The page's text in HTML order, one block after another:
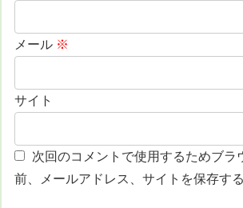
メール ※
サイト
次回のコメントで使用するためブラ
前、メールアドレス、サイトを保存する